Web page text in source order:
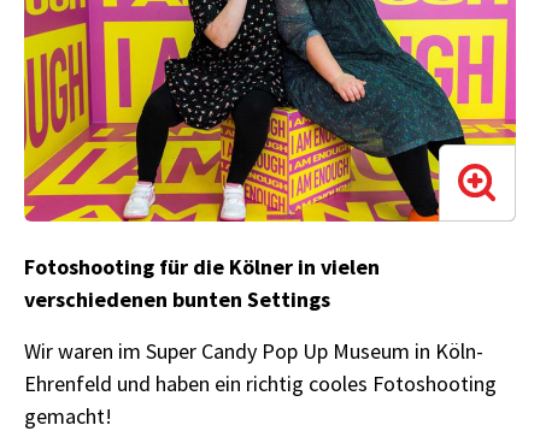
Fotoshooting für die Kölner in vielen
verschiedenen bunten Settings
Wir waren im Super Candy Pop Up Museum in Köln-
Ehrenfeld und haben ein richtig cooles Fotoshooting
gemacht!